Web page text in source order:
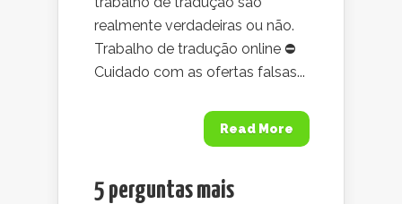
realmente verdadeiras ou não.
Trabalho de tradução online ⛔
Cuidado com as ofertas falsas...
Read More
5 perguntas mais